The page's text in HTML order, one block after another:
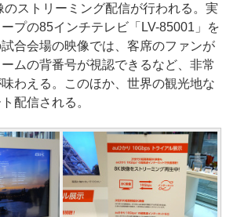
ストリーミング配信が行われる。実
プの85インチテレビ「LV-85001」を
合会場の映像では、客席のファンが
ムの背番号が視認できるなど、非常
わえる。このほか、世界の観光地な
配信される。